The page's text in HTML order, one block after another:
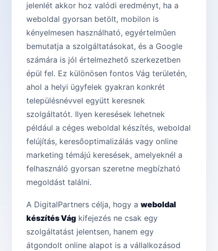
jelenlét akkor hoz valódi eredményt, ha a
weboldal gyorsan betölt, mobilon is
kényelmesen használható, egyértelműen
bemutatja a szolgáltatásokat, és a Google
számára is jól értelmezhető szerkezetben
épül fel. Ez különösen fontos Vág területén,
ahol a helyi ügyfelek gyakran konkrét
településnévvel együtt keresnek
szolgáltatót. Ilyen keresések lehetnek
például a céges weboldal készítés, weboldal
felújítás, keresőoptimalizálás vagy online
marketing témájú keresések, amelyeknél a
felhasználó gyorsan szeretne megbízható
megoldást találni.
A DigitalPartners célja, hogy a weboldal
készítés Vág kifejezés ne csak egy
szolgáltatást jelentsen, hanem egy
átgondolt online alapot is a vállalkozásod